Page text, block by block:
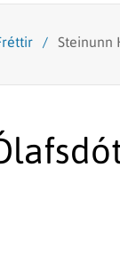
/ Steinunn